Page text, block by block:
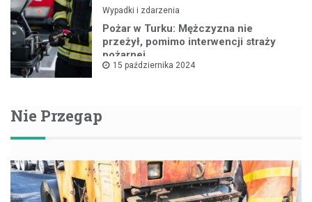
Wypadki i zdarzenia
Pożar w Turku: Mężczyzna nie
przeżył, pomimo interwencji straży
pożarnej
15 października 2024
Nie Przegap